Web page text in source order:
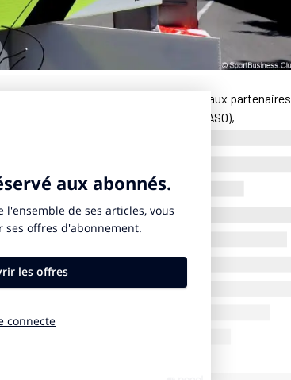
de Beauval… Le portefeuille de nouveaux partenaires
Chez Amaury Sport Organisation (ASO),
signé de nombreux nouveaux accords, mais cela ne
», a-t-il assuré mercredi 25 juin 2025.
des Jeux olympiques et paralympiques de Paris
est intégralement en France, sans grand départ à
nouveaux sponsors domestiques. La caravane